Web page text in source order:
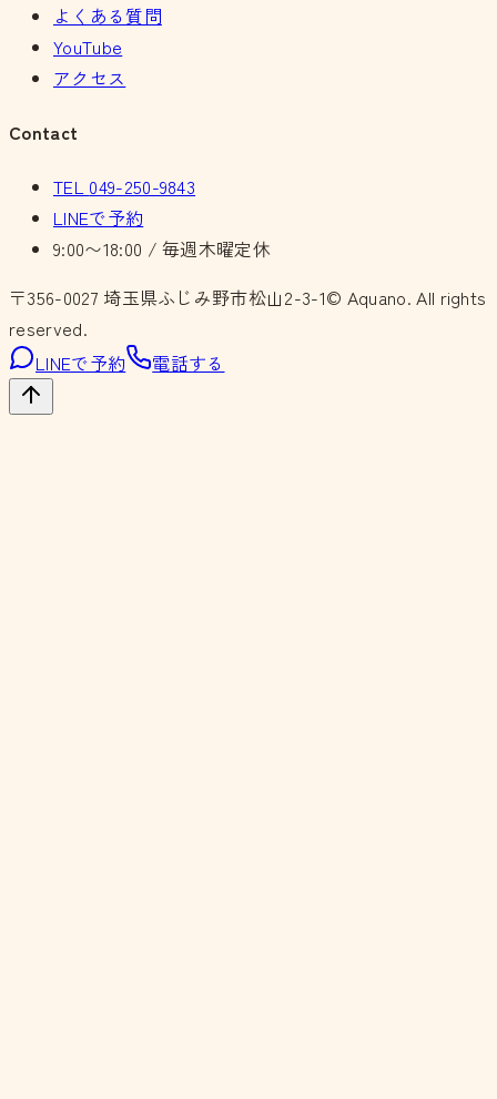
よくある質問
YouTube
アクセス
Contact
TEL 049-250-9843
LINEで予約
9:00〜18:00 / 毎週木曜定休
〒356-0027 埼玉県ふじみ野市松山2-3-1© Aquano. All rights
reserved.
LINEで予約
電話する